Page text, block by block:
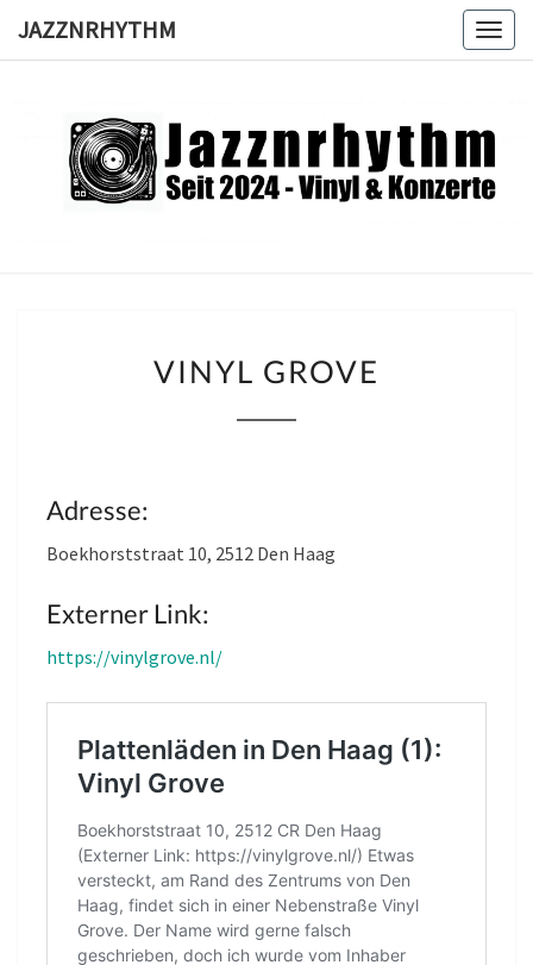
JAZZNRHYTHM
Seit
2024 –
GROVE
VINYL GROVE
Adresse:
Boekhorststraat 10, 2512 Den Haag
Externer Link:
https://vinylgrove.nl/